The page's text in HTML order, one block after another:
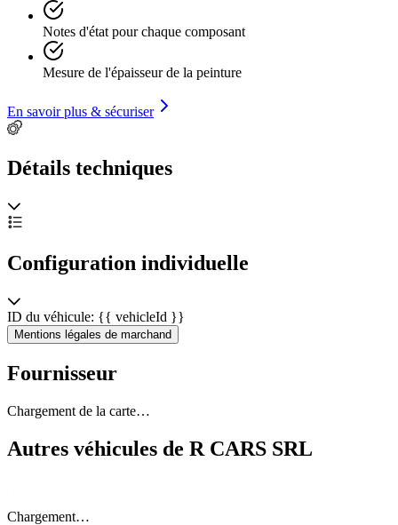
Notes d'état pour chaque composant
Mesure de l'épaisseur de la peinture
En savoir plus & sécuriser
Détails techniques
Configuration individuelle
ID du véhicule: {{ vehicleId }}
Mentions légales de marchand
Fournisseur
Chargement de la carte…
Autres véhicules de R CARS SRL
Chargement…